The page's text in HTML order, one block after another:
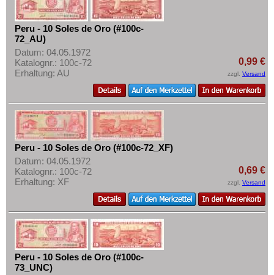
Peru - 10 Soles de Oro (#100c-
72_AU)
Datum: 04.05.1972
Katalognr.: 100c-72
Erhaltung: AU
0,99 €
zzgl. Versand
Peru - 10 Soles de Oro (#100c-72_XF)
Datum: 04.05.1972
Katalognr.: 100c-72
Erhaltung: XF
0,69 €
zzgl. Versand
Peru - 10 Soles de Oro (#100c-
73_UNC)